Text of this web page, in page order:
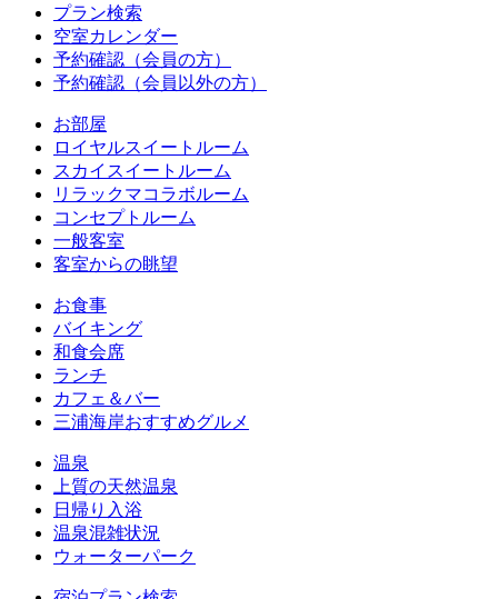
プラン検索
空室カレンダー
予約確認（会員の方）
予約確認（会員以外の方）
お部屋
ロイヤルスイートルーム
スカイスイートルーム
リラックマコラボルーム
コンセプトルーム
一般客室
客室からの眺望
お食事
バイキング
和食会席
ランチ
カフェ＆バー
三浦海岸おすすめグルメ
温泉
上質の天然温泉
日帰り入浴
温泉混雑状況
ウォーターパーク